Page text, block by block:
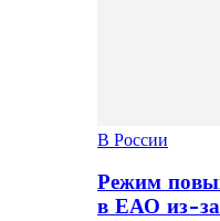
В России
Режим
в ЕАО из-